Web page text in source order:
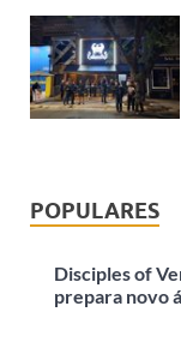
POPULARES
Disciples of
prepara novo